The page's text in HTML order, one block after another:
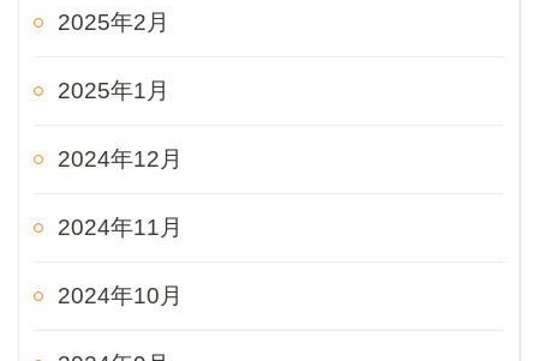
2025年2月
2025年1月
2024年12月
2024年11月
2024年10月